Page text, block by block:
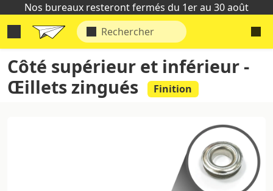
Nos bureaux resteront fermés du 1er au 30 août
Côté supérieur et inférieur -
Œillets zingués
Finition